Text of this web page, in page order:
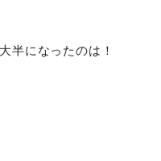
半になったのは！